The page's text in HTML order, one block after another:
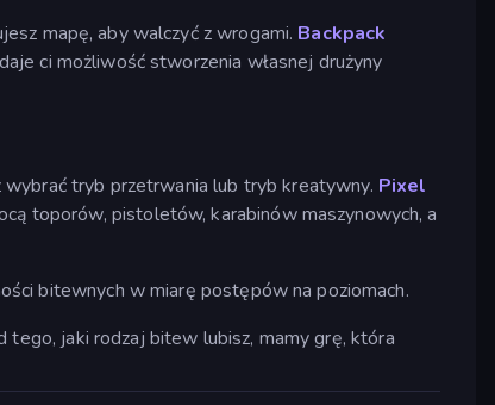
mapę, aby walczyć z wrogami. Backpack
daje ci możliwość stworzenia własnej drużyny
tryb przetrwania lub tryb kreatywny. Pixel
toporów, pistoletów, karabinów maszynowych, a
bitewnych w miarę postępów na poziomach.
tego, jaki rodzaj bitew lubisz, mamy grę, która